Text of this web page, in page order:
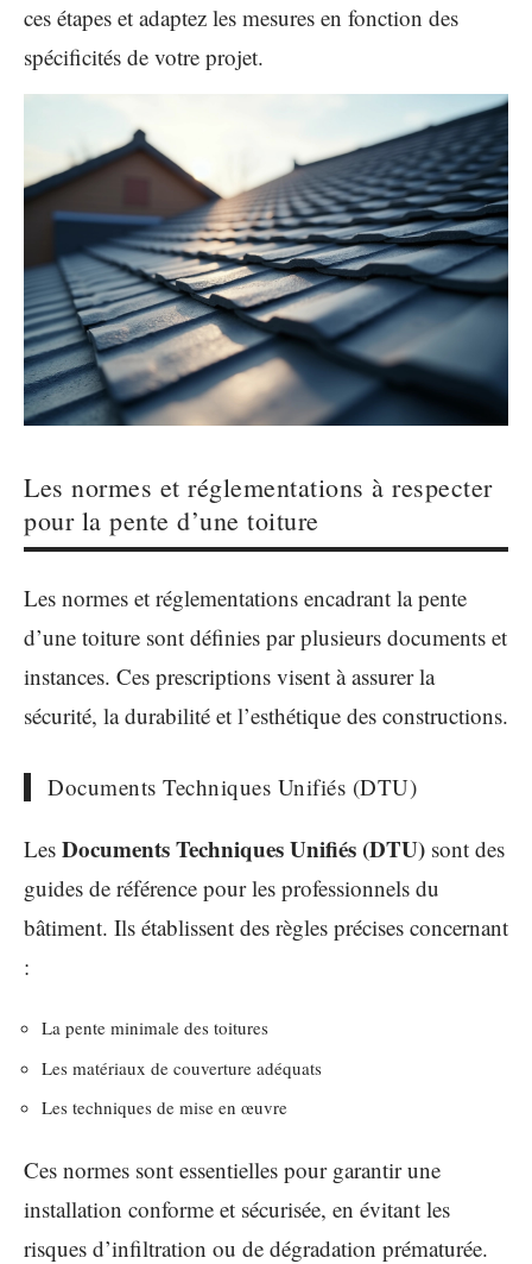
ces étapes et adaptez les mesures en fonction des
spécificités de votre projet.
Les normes et réglementations à respecter
pour la pente d’une toiture
Les normes et réglementations encadrant la pente
d’une toiture sont définies par plusieurs documents et
instances. Ces prescriptions visent à assurer la
sécurité, la durabilité et l’esthétique des constructions.
Documents Techniques Unifiés (DTU)
Les Documents Techniques Unifiés (DTU) sont des
guides de référence pour les professionnels du
bâtiment. Ils établissent des règles précises concernant
:
La pente minimale des toitures
Les matériaux de couverture adéquats
Les techniques de mise en œuvre
Ces normes sont essentielles pour garantir une
installation conforme et sécurisée, en évitant les
risques d’infiltration ou de dégradation prématurée.